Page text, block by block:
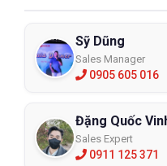
Sỹ Dũng
Sales Manager
0905 605 016
Đặng Quốc
Sales Expert
0911 125 371